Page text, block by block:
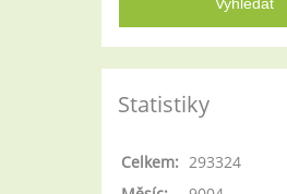
Statistiky
Celkem: 293324